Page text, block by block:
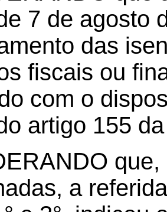
7 de agosto
das
fiscais ou
com o
artigo 155
a